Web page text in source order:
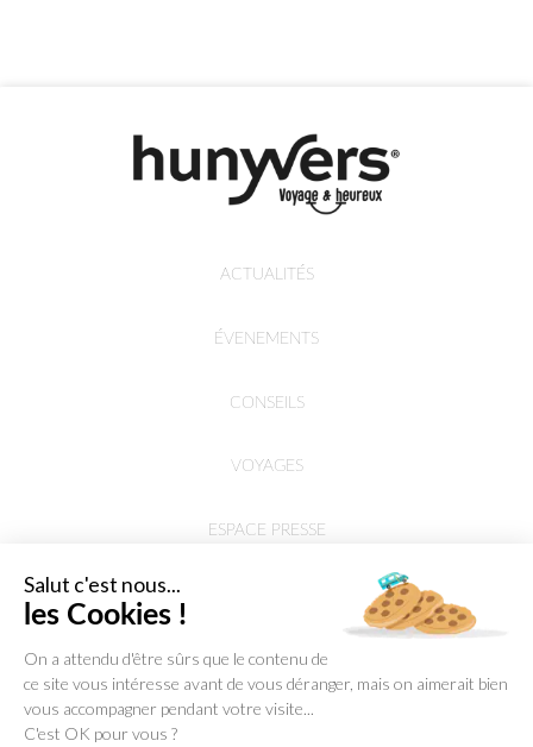
ACTUALITÉS
ÉVENEMENTS
CONSEILS
VOYAGES
ESPACE PRESSE
Salut c'est nous...
les Cookies !
On a attendu d'être sûrs que le contenu de
ce site vous intéresse avant de vous déranger, mais on aimerait bien
vous accompagner pendant votre visite...
C'est OK pour vous ?